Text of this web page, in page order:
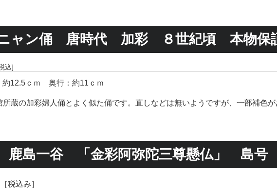
ャン俑 唐時代 加彩 ８世紀頃 本物保
込]
12.5ｃｍ 奥行：約11ｃｍ
蔵の加彩婦人俑とよく似た俑です。直しなどは無いようですが、一部補色が
島一谷 「金彩阿弥陀三尊懸仏」 島号
税込み］